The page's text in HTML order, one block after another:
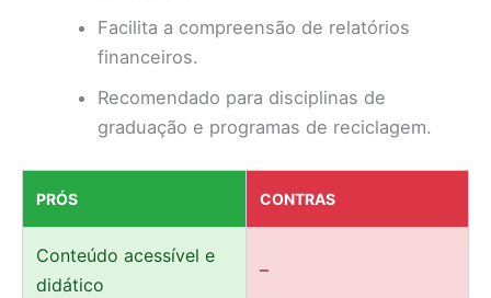
Facilita a compreensão de relatórios
financeiros.
Recomendado para disciplinas de
graduação e programas de reciclagem.
PRÓS CONTRAS
Conteúdo acessível e
didático
–